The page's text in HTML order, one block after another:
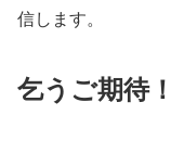
信します。
乞うご期待！